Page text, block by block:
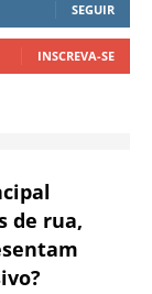
SEGUIR
INSCREVA-SE
de rua,